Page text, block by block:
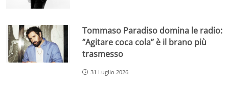
Tommaso Paradiso domina le radio:
“Agitare coca cola” è il brano più
trasmesso
31 Luglio 2026